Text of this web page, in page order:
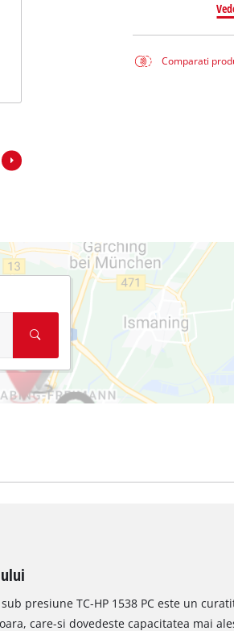
Comparati
presiune TC-HP 1538 PC este un
care-si dovedeste capacitatea mai